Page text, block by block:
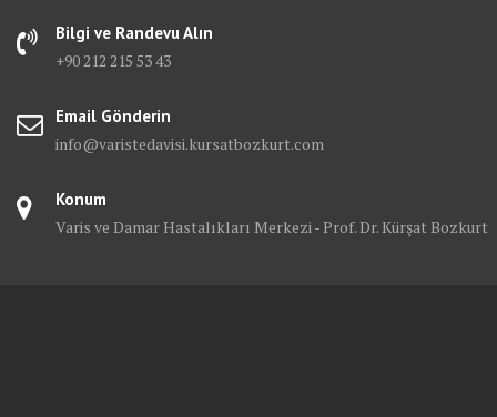
Bilgi ve Randevu Alın
+90 212 215 53 43
Email Gönderin
info@varistedavisi.kursatbozkurt.com
Konum
Varis ve Damar Hastalıkları Merkezi - Prof. Dr. Kürşat Bozkurt